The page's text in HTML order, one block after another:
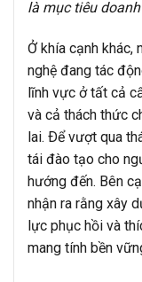
là mục tiêu
Ở khía cạnh khác,
nghệ đang tác
lĩnh vực ở tất cả
và cả thách thức
lai. Ðể vượt qua
tái đào tạo cho
hướng đến. Bên
nhận ra rằng xây
lực phục hồi và
mang tính bền